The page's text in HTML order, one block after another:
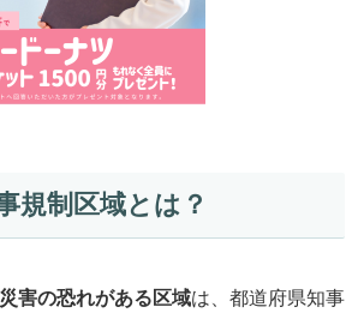
規制区域とは？
害の恐れがある区域は、都道府県知事